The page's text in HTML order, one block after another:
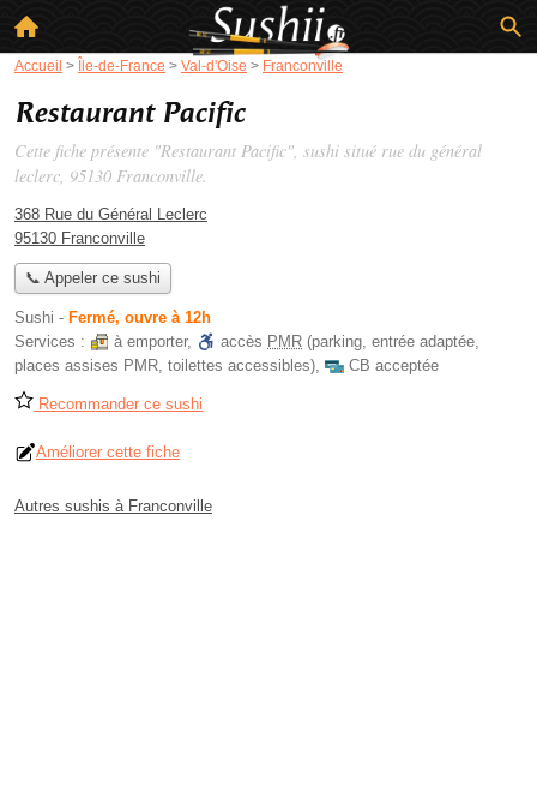
Accueil > Île-de-France > Val-d'Oise > Franconville
Restaurant Pacific
Cette fiche présente "Restaurant Pacific", sushi situé rue du général
leclerc, 95130 Franconville.
368 Rue du Général Leclerc
95130 Franconville
📞 Appeler ce sushi
Sushi - Fermé, ouvre à 12h
Services :
à emporter, accès PMR (parking, entrée adaptée,
places assises PMR, toilettes accessibles), CB acceptée
Recommander ce sushi
Améliorer cette fiche
Autres sushis à Franconville